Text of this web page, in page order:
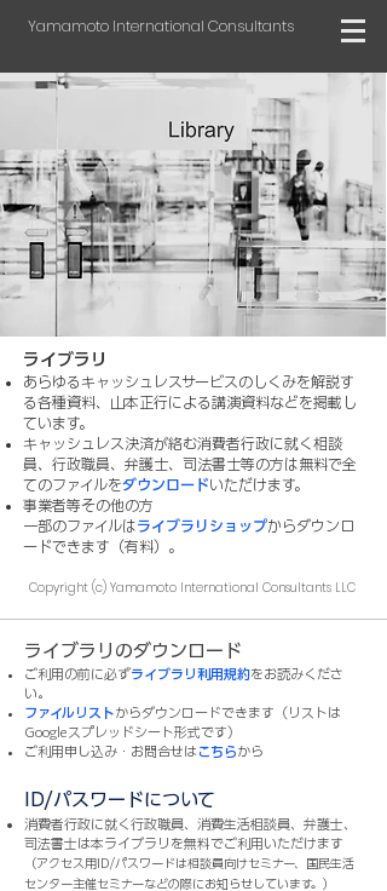
Yamamoto International Consultants
ライブラリ
あらゆるキャッシュレスサービスのしくみを解説す
る各種資料、​山本正行による講演資料などを掲載し
ています。
キャッシュレス決済が絡む消費者行政に就く相談
員、行政職員、弁護士、司法書士等の方は無料で全
てのファイルをダウンロードいただけます。
事業者等その他の方
一部のファイルはライブラリショップからダウンロ
ードできます（有料）。
Copyright (c) Yamamoto International Consultants LLC
ライブラリのダウンロード​
ご利用の前に必ずライブラリ利用規約をお読みくださ
い。
ファイルリストからダウンロードできます（リストは
Googleスプレッドシート形式です）
​​ご利用申し込み・お問合せはこちらから
ID/パスワードについて
消費者行政に就く行政職員、消費生活相談員、弁護士、
司法書士は本ライブラリを無料でご利用いただけます
（ アクセス用ID/パスワードは相談員向けセミナー、国民生活
センター主催セミナーなどの際にお知らせしています。）​